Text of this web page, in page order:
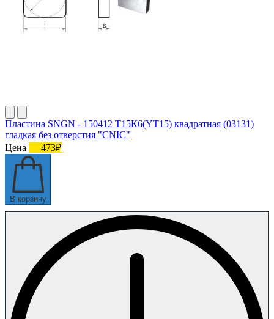
Пластина SNGN - 150412 Т15К6(YT15) квадратная (03131)
гладкая без отверстия "CNIC"
Цена
473₽
В корзину